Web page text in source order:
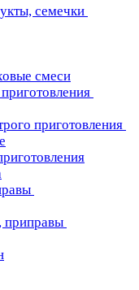
семечки
смеси
приготовления
приправы